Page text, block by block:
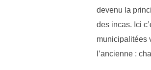
devenu la
des incas. Ici
municipalitées
l’ancienne :